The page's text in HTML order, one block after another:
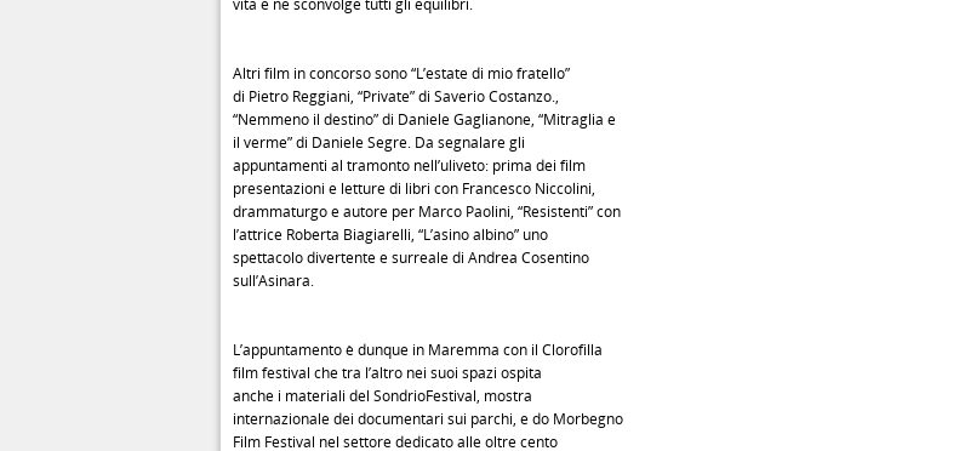
vita e ne sconvolge tutti gli equilibri.
Altri film in concorso sono “L’estate di mio fratello”
di Pietro Reggiani, “Private” di Saverio Costanzo.,
“Nemmeno il destino” di Daniele Gaglianone, “Mitraglia e
il verme” di Daniele Segre. Da segnalare gli
appuntamenti al tramonto nell’uliveto: prima dei film
presentazioni e letture di libri con Francesco Niccolini,
drammaturgo e autore per Marco Paolini, “Resistenti” con
l’attrice Roberta Biagiarelli, “L’asino albino” uno
spettacolo divertente e surreale di Andrea Cosentino
sull’Asinara.
L’appuntamento è dunque in Maremma con il Clorofilla
film festival che tra l’altro nei suoi spazi ospita
anche i materiali del SondrioFestival, mostra
internazionale dei documentari sui parchi, e do Morbegno
Film Festival nel settore dedicato alle oltre cento